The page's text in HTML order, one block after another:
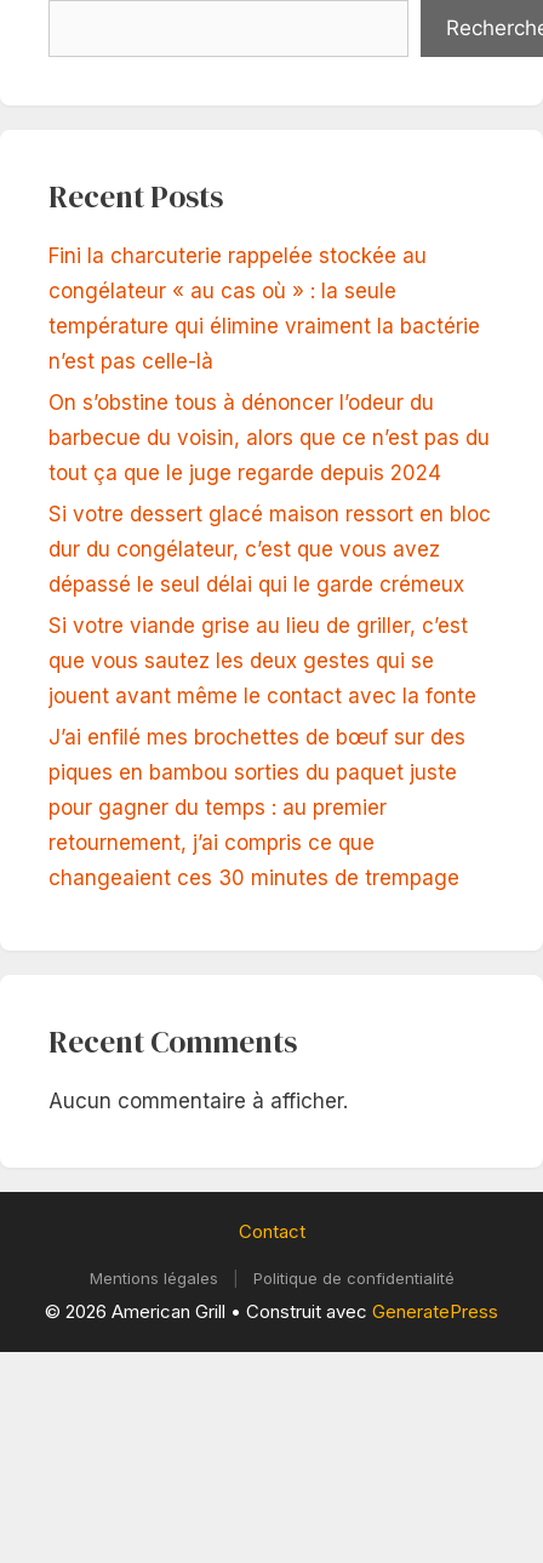
Recent Posts
Fini la charcuterie rappelée stockée au
congélateur « au cas où » : la seule
température qui élimine vraiment la bactérie
n’est pas celle-là
On s’obstine tous à dénoncer l’odeur du
barbecue du voisin, alors que ce n’est pas du
tout ça que le juge regarde depuis 2024
Si votre dessert glacé maison ressort en bloc
dur du congélateur, c’est que vous avez
dépassé le seul délai qui le garde crémeux
Si votre viande grise au lieu de griller, c’est
que vous sautez les deux gestes qui se
jouent avant même le contact avec la fonte
J’ai enfilé mes brochettes de bœuf sur des
piques en bambou sorties du paquet juste
pour gagner du temps : au premier
retournement, j’ai compris ce que
changeaient ces 30 minutes de trempage
Recent Comments
Aucun commentaire à afficher.
Contact
Mentions légales Politique de confidentialité
© 2026 American Grill • Construit avec GeneratePress